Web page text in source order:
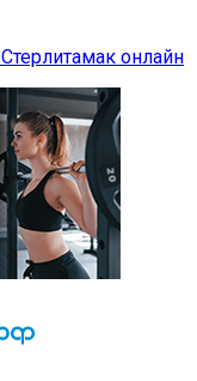
Стерлитамак онлайн